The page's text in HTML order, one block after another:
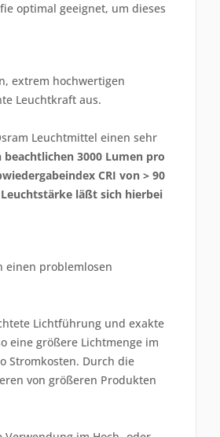
optimal geeignet, um dieses
extrem hochwertigen
Leuchtkraft aus.
Leuchtmittel einen sehr
3000 Lumen pro
CRI von > 90
Leuchtstärke läßt sich hierbei
einen problemlosen
Lichtführung und exakte
eine größere Lichtmenge im
Stromkosten. Durch die
von größeren Produkten